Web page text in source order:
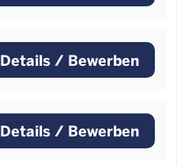
Details / Bewerben
Details / Bewerben